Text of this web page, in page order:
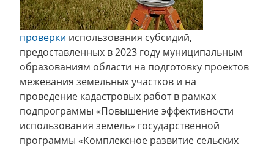
проверки использования субсидий,
предоставленных в 2023 году муниципальным
образованиям области на подготовку проектов
межевания земельных участков и на
проведение кадастровых работ в рамках
подпрограммы «Повышение эффективности
использования земель» государственной
программы «Комплексное развитие сельских